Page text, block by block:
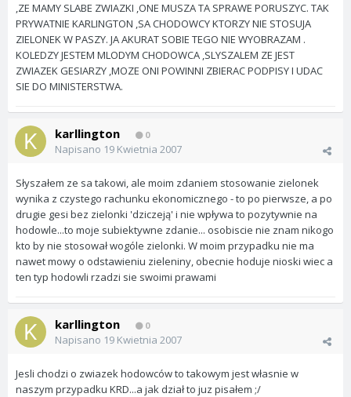
,ZE MAMY SLABE ZWIAZKI ,ONE MUSZA TA SPRAWE PORUSZYC. TAK
PRYWATNIE KARLINGTON ,SA CHODOWCY KTORZY NIE STOSUJA
ZIELONEK W PASZY. JA AKURAT SOBIE TEGO NIE WYOBRAZAM .
KOLEDZY JESTEM MLODYM CHODOWCA ,SLYSZALEM ZE JEST
ZWIAZEK GESIARZY ,MOZE ONI POWINNI ZBIERAC PODPISY I UDAC
SIE DO MINISTERSTWA.
karllington 0
Napisano 19 Kwietnia 2007
Słyszałem ze sa takowi, ale moim zdaniem stosowanie zielonek
wynika z czystego rachunku ekonomicznego - to po pierwsze, a po
drugie gesi bez zielonki 'dziczeją' i nie wpływa to pozytywnie na
hodowle...to moje subiektywne zdanie... osobiscie nie znam nikogo
kto by nie stosował wogóle zielonki. W moim przypadku nie ma
nawet mowy o odstawieniu zieleniny, obecnie hoduje nioski wiec a
ten typ hodowli rzadzi sie swoimi prawami
karllington 0
Napisano 19 Kwietnia 2007
Jesli chodzi o zwiazek hodowców to takowym jest własnie w
naszym przypadku KRD...a jak dział to juz pisałem ;/